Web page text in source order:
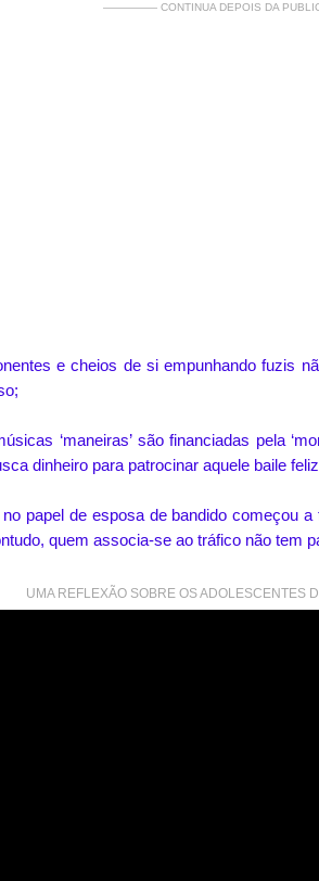
————— CONTINUA DEPOIS DA
e cheios de si empunhando fuzis
‘maneiras’ são financiadas pela
dinheiro para patrocinar aquele baile
papel de esposa de bandido começou a
quem associa-se ao tráfico não tem
UMA REFLEXÃO SOBRE OS ADOLESCENTES